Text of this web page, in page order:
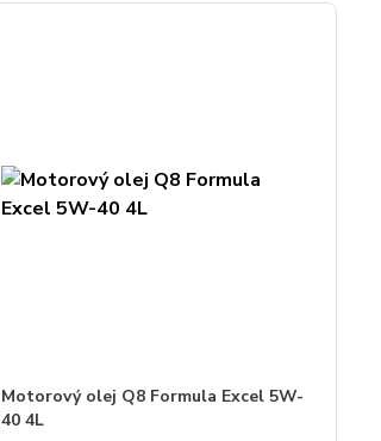
Motorový olej Q8 Formula Excel 5W-
40 4L